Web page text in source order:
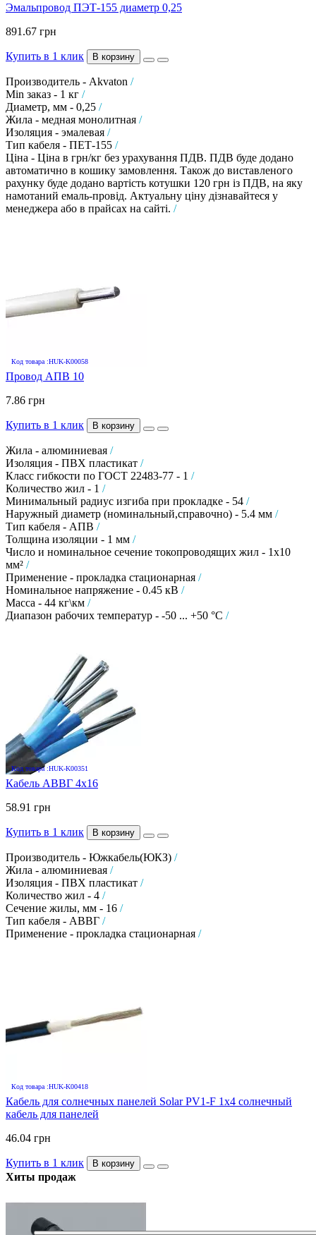
Эмальпровод ПЭТ-155 диаметр 0,25
891.67 грн
Купить в 1 клик В корзину
Производитель - Akvaton /
Min заказ - 1 кг /
Диаметр, мм - 0,25 /
Жила - медная монолитная /
Изоляция - эмалевая /
Тип кабеля - ПЕТ-155 /
Ціна - Ціна в грн/кг без урахування ПДВ. ПДВ буде додано
автоматично в кошику замовлення. Також до виставленого
рахунку буде додано вартість котушки 120 грн із ПДВ, на яку
намотаний емаль-провід. Актуальну ціну дізнавайтеся у
менеджера або в прайсах на сайті. /
Код товара :HUK-K00058
Провод АПВ 10
7.86 грн
Купить в 1 клик В корзину
Жила - алюминиевая /
Изоляция - ПВХ пластикат /
Класс гибкости по ГОСТ 22483-77 - 1 /
Количество жил - 1 /
Минимальный радиус изгиба при прокладке - 54 /
Наружный диаметр (номинальный,справочно) - 5.4 мм /
Тип кабеля - АПВ /
Толщина изоляции - 1 мм /
Число и номинальное сечение токопроводящих жил - 1х10
мм² /
Применение - прокладка стационарная /
Номинальное напряжение - 0.45 кВ /
Масса - 44 кг\км /
Диапазон рабочих температур - -50 ... +50 °C /
Код товара :HUK-K00351
Кабель АВВГ 4х16
58.91 грн
Купить в 1 клик В корзину
Производитель - Южкабель(ЮКЗ) /
Жила - алюминиевая /
Изоляция - ПВХ пластикат /
Количество жил - 4 /
Сечение жилы, мм - 16 /
Тип кабеля - АВВГ /
Применение - прокладка стационарная /
Код товара :HUK-K00418
Кабель для солнечных панелей Solar PV1-F 1х4 солнечный
кабель для панелей
46.04 грн
Купить в 1 клик В корзину
Хиты продаж